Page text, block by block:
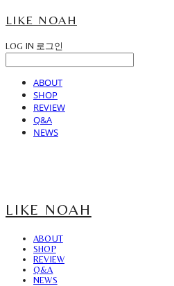
LIKE NOAH
LOG IN 로그인
ABOUT
SHOP
REVIEW
Q&A
NEWS
LIKE NOAH
ABOUT
SHOP
REVIEW
Q&A
NEWS